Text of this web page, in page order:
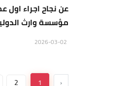
عن نجاح اجراء
مؤسسة وارث
‹
1
2